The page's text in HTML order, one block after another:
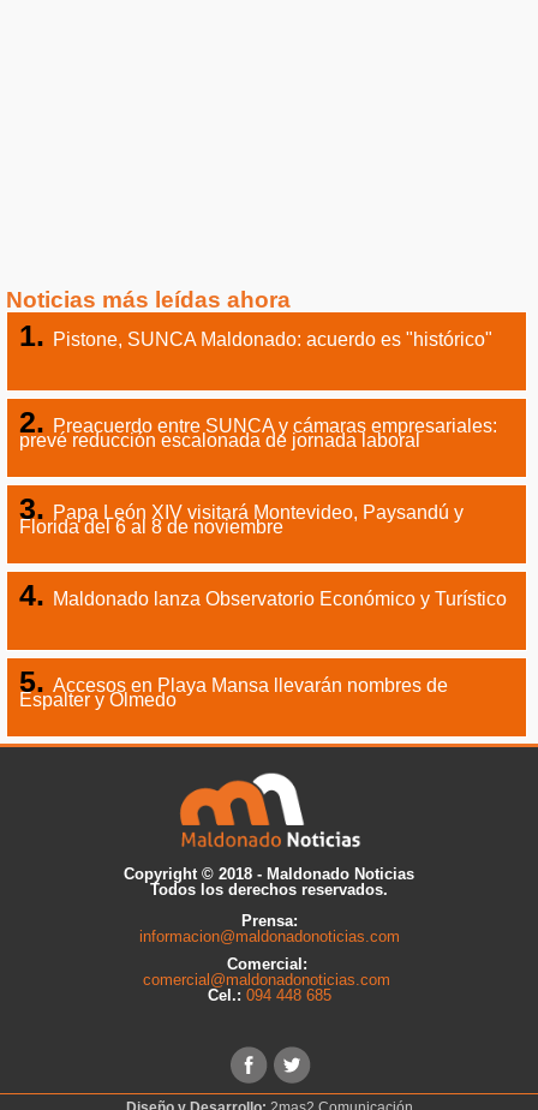
Noticias más leídas ahora
Pistone, SUNCA Maldonado: acuerdo es "histórico"
Preacuerdo entre SUNCA y cámaras empresariales:
prevé reducción escalonada de jornada laboral
Papa León XIV visitará Montevideo, Paysandú y
Florida del 6 al 8 de noviembre
Maldonado lanza Observatorio Económico y Turístico
Accesos en Playa Mansa llevarán nombres de
Espalter y Olmedo
Copyright © 2018 - Maldonado Noticias
Todos los derechos reservados.
Prensa:
informacion@maldonadonoticias.com
Comercial:
comercial@maldonadonoticias.com
Cel.: 094 448 685